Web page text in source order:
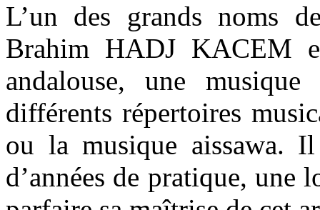
L’un des grands noms
Brahim HADJ KACEM
andalouse, une
différents répertoires
ou la musique aissawa.
d’années de pratique, une